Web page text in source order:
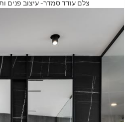
צלם עודד סמדר- עיצוב פנים